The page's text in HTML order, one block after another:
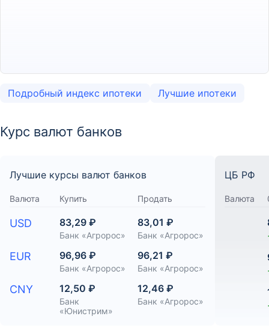
Подробный индекс ипотеки Лучшие ипотеки
Курс валют банков
Лучшие курсы валют банков
Валюта Купить Продать
USD 83,29 ₽
Банк «Агророс»
83,01 ₽
Банк «Агророс»
EUR 96,96 ₽
Банк «Агророс»
96,21 ₽
Банк «Агророс»
CNY 12,50 ₽
Банк
«Юнистрим»
12,46 ₽
Банк «Агророс»
ЦБ РФ
Валюта